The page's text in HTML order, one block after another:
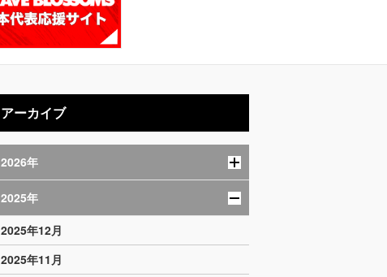
アーカイブ
2026年
2025年
2025年12月
2025年11月